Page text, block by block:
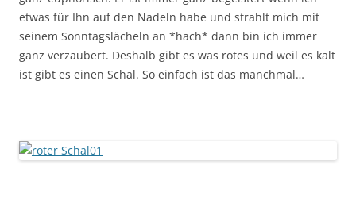
etwas für Ihn auf den Nadeln habe und strahlt mich mit
seinem Sonntagslächeln an *hach* dann bin ich immer
ganz verzaubert. Deshalb gibt es was rotes und weil es kalt
ist gibt es einen Schal. So einfach ist das manchmal…